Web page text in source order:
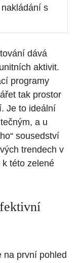
s
dává⁢
aktivit.
programy
tak prostor
Je to ideální
a u
sousedství
trendech v
této zelené
na první pohled